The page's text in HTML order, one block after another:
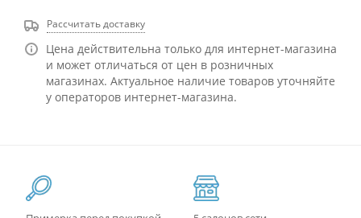
Рассчитать доставку
Цена действительна только для интернет-магазина
и может отличаться от цен в розничных
магазинах. Актуальное наличие товаров уточняйте
у операторов интернет-магазина.